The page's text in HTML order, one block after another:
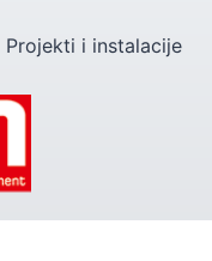
Projekti i instalacije